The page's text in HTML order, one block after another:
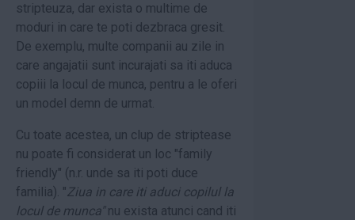
stripteuza, dar exista o multime de
moduri in care te poti dezbraca gresit.
De exemplu, multe companii au zile in
care angajatii sunt incurajati sa iti aduca
copiii la locul de munca, pentru a le oferi
un model demn de urmat.
Cu toate acestea, un clup de striptease
nu poate fi considerat un loc "family
friendly" (n.r. unde sa iti poti duce
familia). "Ziua in care iti aduci copilul la
locul de munca"nu exista atunci cand iti